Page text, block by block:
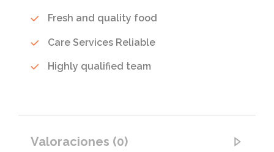
Fresh and quality food
Care Services Reliable
Highly qualified team
Valoraciones (0)